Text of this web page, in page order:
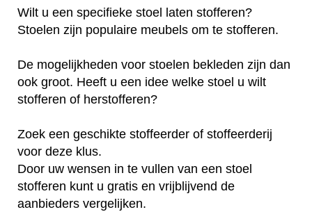
Wilt u een specifieke stoel laten stofferen?
Stoelen zijn populaire meubels om te stofferen.
De mogelijkheden voor stoelen bekleden zijn dan
ook groot. Heeft u een idee welke stoel u wilt
stofferen of herstofferen?
Zoek een geschikte stoffeerder of stoffeerderij
voor deze klus.
Door uw wensen in te vullen van een stoel
stofferen kunt u gratis en vrijblijvend de
aanbieders vergelijken.